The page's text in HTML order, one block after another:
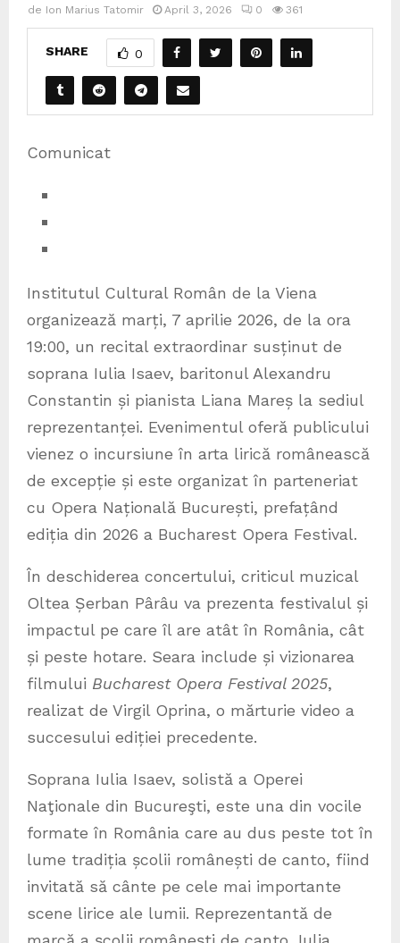
de Ion Marius Tatomir April 3, 2026 0 361
SHARE 0
Comunicat
Institutul Cultural Român de la Viena
organizează marți, 7 aprilie 2026, de la ora
19:00, un recital extraordinar susținut de
soprana Iulia Isaev, baritonul Alexandru
Constantin și pianista Liana Mareș la sediul
reprezentanței. Evenimentul oferă publicului
vienez o incursiune în arta lirică românească
de excepție și este organizat în parteneriat
cu Opera Națională București, prefațând
ediția din 2026 a Bucharest Opera Festival.
În deschiderea concertului, criticul muzical
Oltea Șerban Pârâu va prezenta festivalul și
impactul pe care îl are atât în România, cât
și peste hotare. Seara include și vizionarea
filmului Bucharest Opera Festival 2025,
realizat de Virgil Oprina, o mărturie video a
succesului ediției precedente.
Soprana Iulia Isaev, solistă a Operei
Naţionale din Bucureşti, este una din vocile
formate în România care au dus peste tot în
lume tradiția școlii românești de canto, fiind
invitată să cânte pe cele mai importante
scene lirice ale lumii. Reprezentantă de